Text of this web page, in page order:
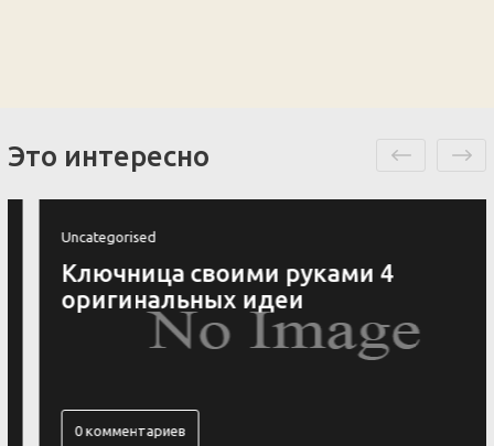
Это интересно
Uncategorised
Ключница своими руками 4
оригинальных идеи
0 комментариев